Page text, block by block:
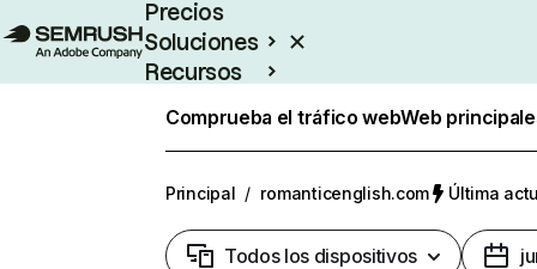
Precios
Soluciones
Recursos
Comprueba el tráfico webWeb
Principal / romanticenglish.com Última
Todos los dispositivos